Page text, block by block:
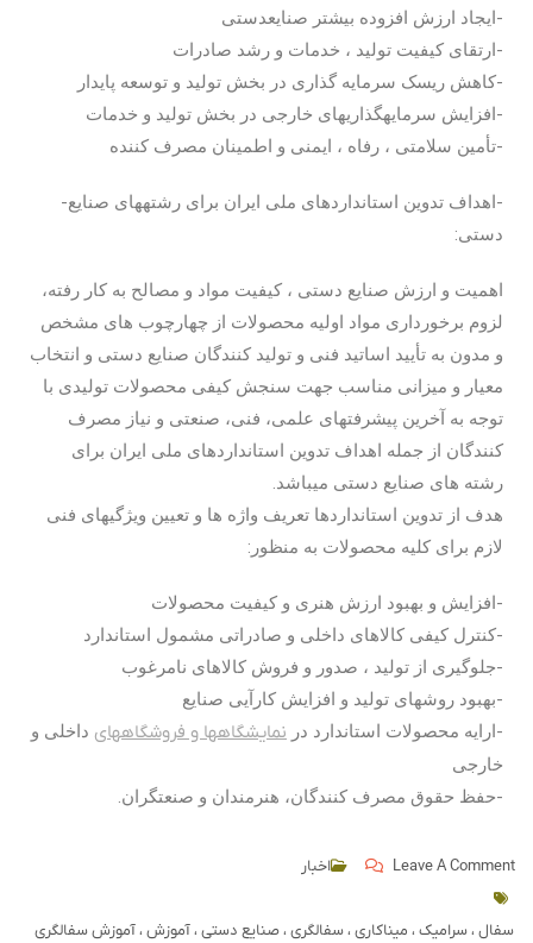
-ایجاد ارزش افزوده بیشتر صنایع­دستی
-ارتقای کیفیت تولید ، خدمات و رشد صادرات
-کاهش ریسک سرمایه گذاری در بخش تولید و توسعه پایدار
-افزایش سرمایه­گذاری­های خارجی در بخش تولید و خدمات
-تأمین سلامتی ، رفاه ، ایمنی و اطمینان مصرف کننده
-اهداف تدوین استانداردهای ملی ایران برای رشته­های صنایع­
دستی:
اهمیت و ارزش صنایع ­دستی ، کیفیت مواد و مصالح به کار رفته،
لزوم برخورداری مواد اولیه محصولات از چهارچوب ه­ای مشخص
و مدون به تأیید اساتید فنی و تولید کنندگان صنایع ­دستی و انتخاب
معیار و میزانی مناسب جهت سنجش کیفی محصولات تولیدی با
توجه به آخرین پیشرفتهای علمی، فنی، صنعتی و نیاز مصرف
کنندگان از جمله اهداف تدوین استانداردهای ملی ایران برای
رشته های صنایع دستی می­باشد.
هدف از تدوین استانداردها تعریف واژه­ ها و تعیین ویژگی­های فنی
لازم برای کلیه محصولات به منظور:
-افزایش و بهبود ارزش هنری و کیفیت محصولات
-کنترل کیفی کالاهای داخلی و صادراتی مشمول استاندارد
-جلوگیری از تولید ، صدور و فروش کالاهای نامرغوب
-بهبود روش­های تولید و افزایش کارآیی صنایع
-ارایه محصولات استاندارد در نمایشگاه­ها و فروشگاه­های داخلی و
خارجی
-حفظ حقوق مصرف کنندگان، هنرمندان و صنعتگران.
Leave A Comment اخبار
سفال ، سرامیک ، میناکاری ، سفالگری ، صنایع دستی ، آموزش ، آموزش سفالگری